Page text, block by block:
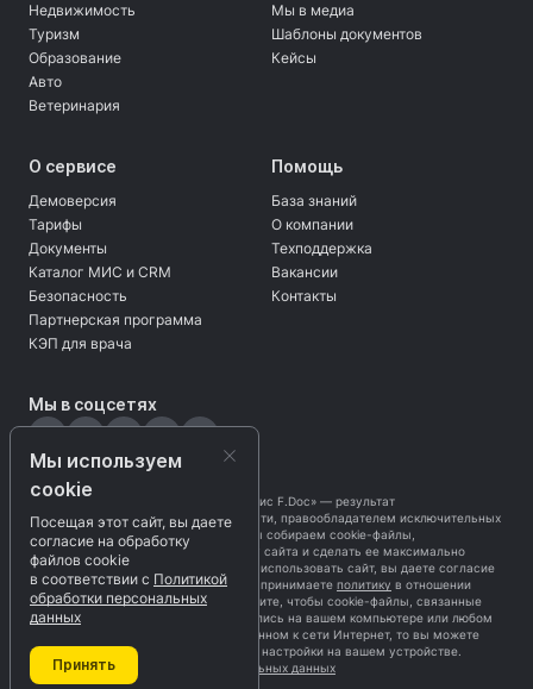
Недвижимость
Туризм
Образование
Авто
Ветеринария
Мы в медиа
Шаблоны документов
Кейсы
О сервисе
Демоверсия
Тарифы
Документы
Каталог МИС и CRM
Безопасность
Партнерская программа
КЭП для врача
Помощь
База знаний
О компании
Техподдержка
Вакансии
Контакты
Мы в соцсетях
Программа «Безбумажный офис F.Doc» — результат
интеллектуальной деятельности, правообладателем исключительных
прав является ЗАО «ЦЦС»
. Мы собираем cookie-файлы,
чтобы оптимизировать работу сайта и сделать ее максимально
приятной для вас. Продолжая использовать сайт, вы даете согласие
на обработку cookie-файлов и принимаете политику в отношении
cookie-файлов. Если вы не хотите, чтобы cookie-файлы, связанные
с нашим ресурсом, записывались на вашем компьютере или любом
другом устройстве, подключенном к сети Интернет, то вы можете
произвести соответствующие настройки на вашем устройстве.
Политика обработки персональных данных
Мы используем
cookie
Посещая этот сайт, вы даете
согласие на обработку
файлов cookie
в соответствии с Политикой
обработки персональных
данных
Принять